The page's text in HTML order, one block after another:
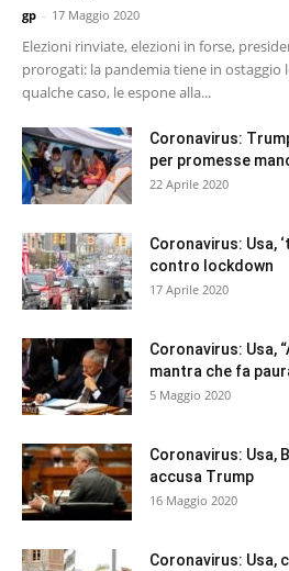
gp - 17 Maggio 2020
Elezioni rinviate, elezioni in forse,
prorogati: la pandemia tiene in ostaggio
qualche caso, le espone alla...
Coronavirus:
per promesse
22 Aprile 2020
Coronavirus: Usa,
contro lockdown
17 Aprile 2020
Coronavirus: Usa,
mantra che fa
5 Maggio 2020
Coronavirus: Usa,
accusa Trump
16 Maggio 2020
Coronavirus: Usa,